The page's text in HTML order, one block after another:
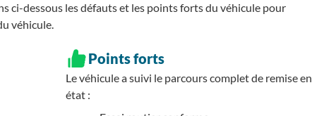
ci-dessous les défauts et les points forts du véhicule pour
véhicule.
Points forts
Le véhicule a suivi le parcours complet de remise en
état :